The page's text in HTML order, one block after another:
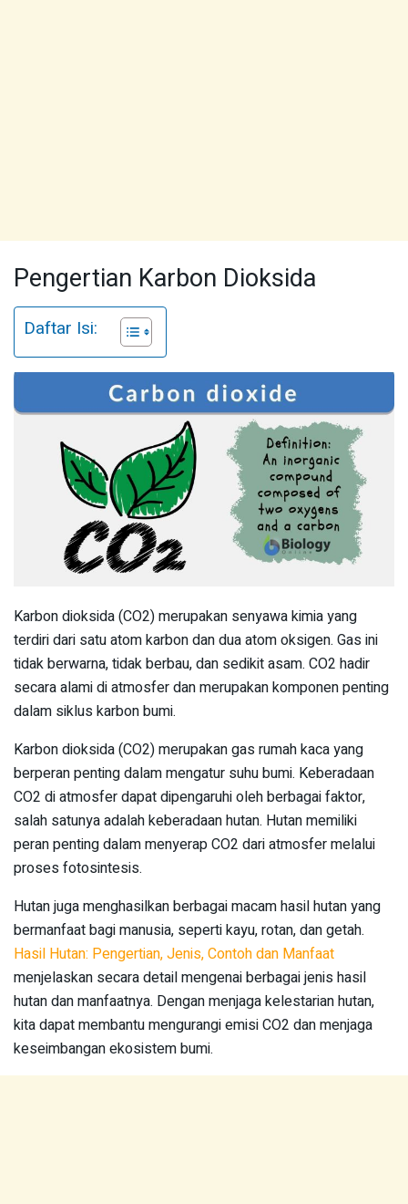
Pengertian Karbon Dioksida
Daftar Isi:
Karbon dioksida (CO2) merupakan senyawa kimia yang
terdiri dari satu atom karbon dan dua atom oksigen. Gas ini
tidak berwarna, tidak berbau, dan sedikit asam. CO2 hadir
secara alami di atmosfer dan merupakan komponen penting
dalam siklus karbon bumi.
Karbon dioksida (CO2) merupakan gas rumah kaca yang
berperan penting dalam mengatur suhu bumi. Keberadaan
CO2 di atmosfer dapat dipengaruhi oleh berbagai faktor,
salah satunya adalah keberadaan hutan. Hutan memiliki
peran penting dalam menyerap CO2 dari atmosfer melalui
proses fotosintesis.
Hutan juga menghasilkan berbagai macam hasil hutan yang
bermanfaat bagi manusia, seperti kayu, rotan, dan getah.
Hasil Hutan: Pengertian, Jenis, Contoh dan Manfaat
menjelaskan secara detail mengenai berbagai jenis hasil
hutan dan manfaatnya. Dengan menjaga kelestarian hutan,
kita dapat membantu mengurangi emisi CO2 dan menjaga
keseimbangan ekosistem bumi.